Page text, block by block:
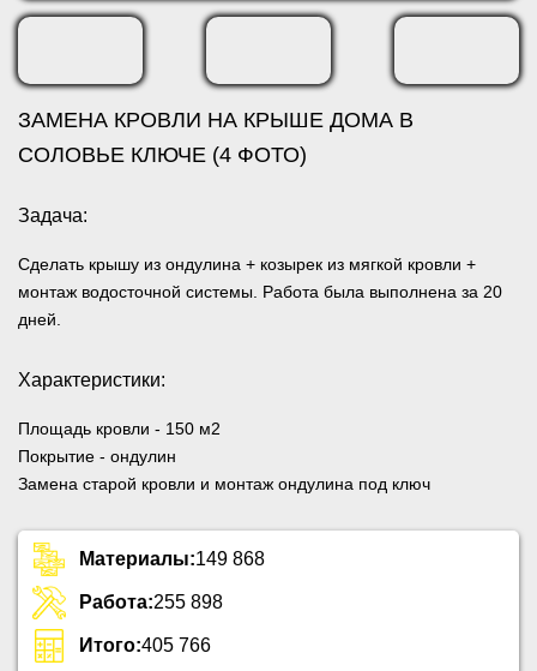
ЗАМЕНА КРОВЛИ НА КРЫШЕ ДОМА В
СОЛОВЬЕ КЛЮЧЕ (4 ФОТО)
Задача:
Сделать крышу из ондулина + козырек из мягкой кровли +
монтаж водосточной системы. Работа была выполнена за 20
дней.
Характеристики:
Площадь кровли - 150 м2
Покрытие - ондулин
Замена старой кровли и монтаж ондулина под ключ
Материалы:149 868
Работа:255 898
Итого:405 766